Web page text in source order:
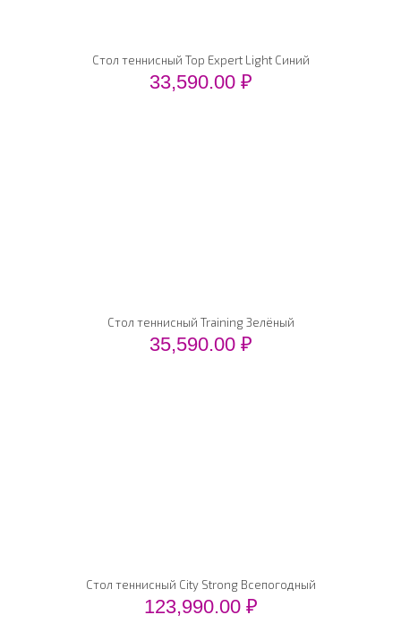
Стол теннисный Top Expert Light Синий
33,590.00 ₽
Стол теннисный Training Зелёный
35,590.00 ₽
Стол теннисный City Strong Всепогодный
123,990.00 ₽